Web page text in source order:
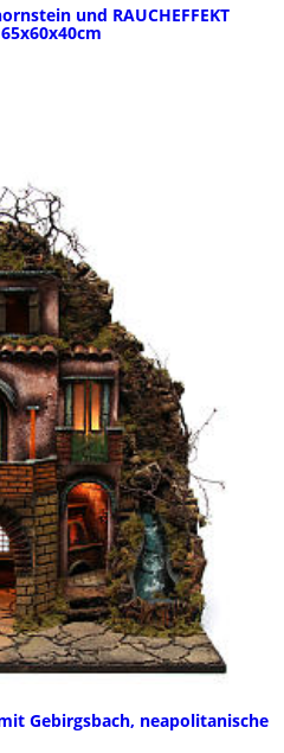
und RAUCHEFFEKT
Gebirgsbach, neapolitanische